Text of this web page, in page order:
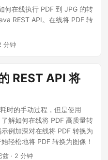
何在线执行 PDF 到 JPG 的转
REST API。在线将 PDF 转
分钟
REST API 将
时的手动过程，但是使用
解如何在线将 PDF 高质量转
例加深对在线将 PDF 转换为
轻松地将 PDF 转换为图像！
兹 · 2 分钟